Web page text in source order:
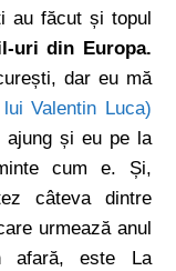
au făcut și topul
uri din Europa.
dar eu mă
Valentin Luca)
și eu pe la
cum e. Și,
câteva dintre
urmează anul
afară, este La